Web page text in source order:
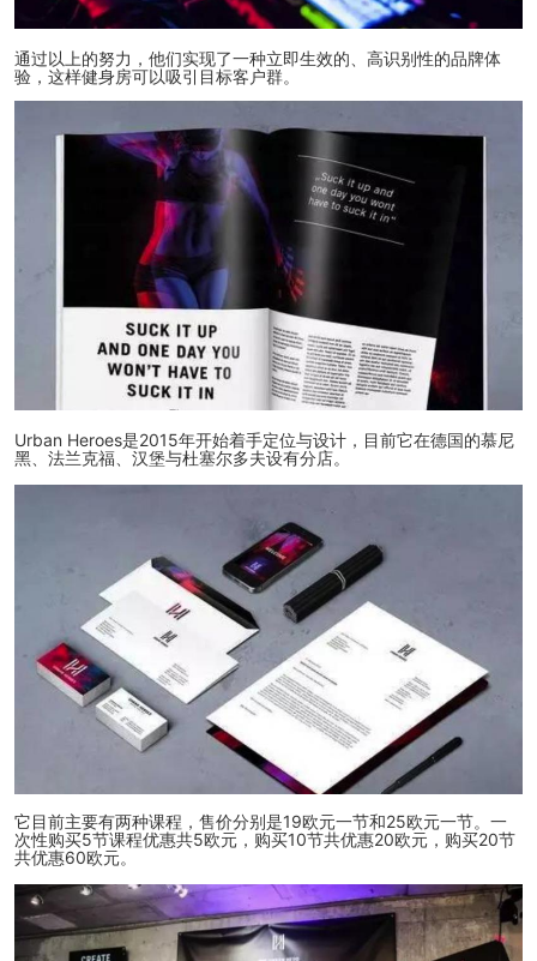
通过以上的努力，他们实现了一种立即生效的、高识别性的品牌体
验，这样健身房可以吸引目标客户群。
Urban Heroes是2015年开始着手定位与设计，目前它在德国的慕尼
黑、法兰克福、汉堡与杜塞尔多夫设有分店。
它目前主要有两种课程，售价分别是19欧元一节和25欧元一节。一
次性购买5节课程优惠共5欧元，购买10节共优惠20欧元，购买20节
共优惠60欧元。